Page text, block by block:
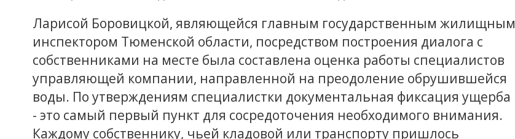
Ларисой Боровицкой, являющейся главным государственным жилищным
инспектором Тюменской области, посредством построения диалога с
собственниками на месте была составлена оценка работы специалистов
управляющей компании, направленной на преодоление обрушившейся
воды. По утверждениям специалистки документальная фиксация ущерба
- это самый первый пункт для сосредоточения необходимого внимания.
Каждому собственнику, чьей кладовой или транспорту пришлось